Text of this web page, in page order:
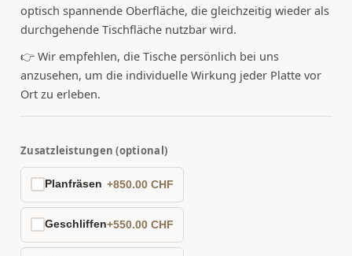
optisch spannende Oberfläche, die gleichzeitig wieder als
durchgehende Tischfläche nutzbar wird.
👉 Wir empfehlen, die Tische persönlich bei uns
anzusehen, um die individuelle Wirkung jeder Platte vor
Ort zu erleben.
Zusatzleistungen (optional)
Planfräsen +850.00 CHF
Geschliffen+550.00 CHF